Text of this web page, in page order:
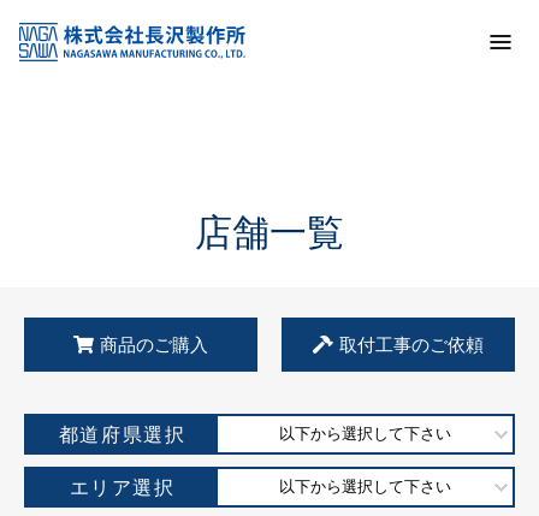
KSS加盟店・取扱店情報
店舗一覧
店舗一覧
商品のご購入 取付工事のご依頼
都道府県選択 以下から選択して下さい
エリア選択 以下から選択して下さい